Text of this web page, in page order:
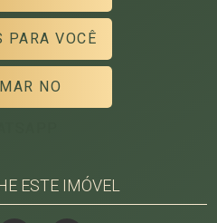
PARA VOCÊ
NO
ESTE IMÓVEL